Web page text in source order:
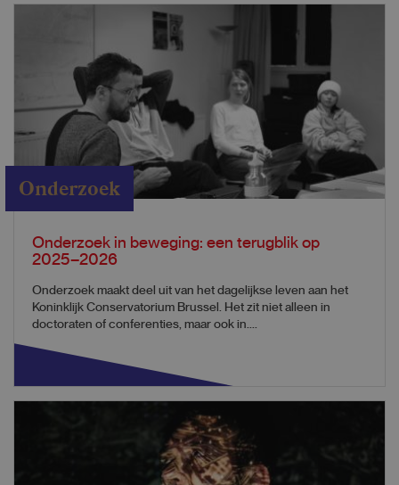
Onderzoek
Onderzoek in beweging: een terugblik op
2025–2026
Onderzoek maakt deel uit van het dagelijkse leven aan het
Koninklijk Conservatorium Brussel. Het zit niet alleen in
doctoraten of conferenties, maar ook in....